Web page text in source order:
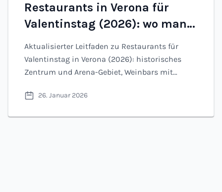
Restaurants in Verona für
Valentinstag (2026): wo man
essen und online buchen kann
Aktualisierter Leitfaden zu Restaurants für
Valentinstag in Verona (2026): historisches
Zentrum und Arena-Gebiet, Weinbars mit
und romantische Ideen außerhalb der Stadt in
26. Januar 2026